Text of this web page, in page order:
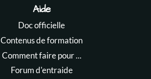
Aide
Doc officielle
Contenus de formation
Comment faire pour ...
Forum d'entraide